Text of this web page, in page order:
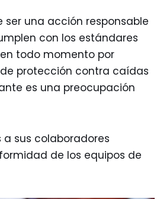
una acción responsable
con los estándares
todo momento por
de protección contra caídas
es una preocupación
sus colaboradores
de los equipos de